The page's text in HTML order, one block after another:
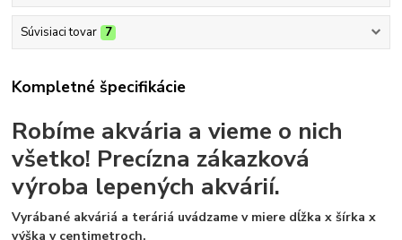
Súvisiaci tovar 7
Kompletné špecifikácie
Robíme akvária a vieme o nich
všetko! Precízna zákazková
výroba lepených akvárií.
Vyrábané akváriá a teráriá uvádzame v miere dĺžka x šírka x
výška v centimetroch.